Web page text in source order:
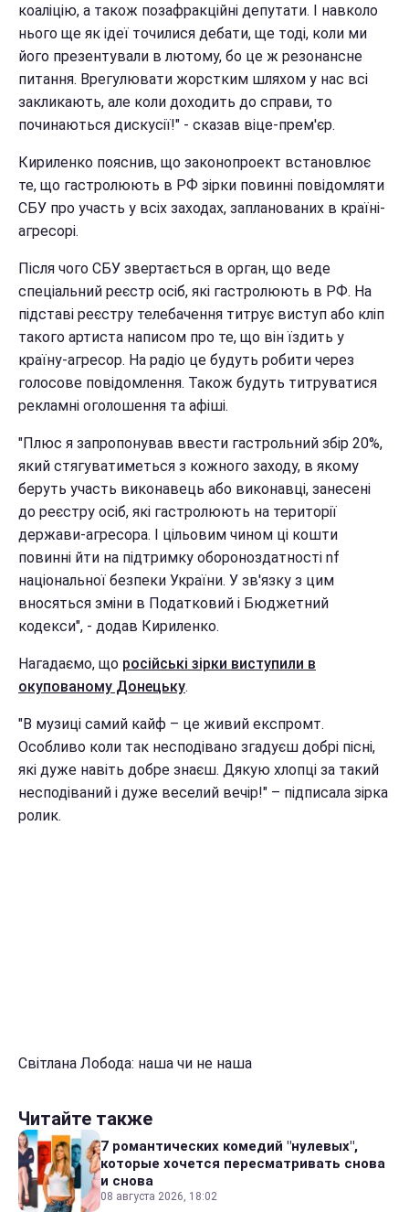
коаліцію, а також позафракційні депутати. І навколо
нього ще як ідеї точилися дебати, ще тоді, коли ми
його презентували в лютому, бо це ж резонансне
питання. Врегулювати жорстким шляхом у нас всі
закликають, але коли доходить до справи, то
починаються дискусії!" - сказав віце-прем'єр.
Кириленко пояснив, що законопроект встановлює
те, що гастролюють в РФ зірки повинні повідомляти
СБУ про участь у всіх заходах, запланованих в країні-
агресорі.
Після чого СБУ звертається в орган, що веде
спеціальний реєстр осіб, які гастролюють в РФ. На
підставі реєстру телебачення титрує виступ або кліп
такого артиста написом про те, що він їздить у
країну-агресор. На радіо це будуть робити через
голосове повідомлення. Також будуть титруватися
рекламні оголошення та афіші.
"Плюс я запропонував ввести гастрольний збір 20%,
який стягуватиметься з кожного заходу, в якому
беруть участь виконавець або виконавці, занесені
до реєстру осіб, які гастролюють на території
держави-агресора. І цільовим чином ці кошти
повинні йти на підтримку обороноздатності nf
національної безпеки України. У зв'язку з цим
вносяться зміни в Податковий і Бюджетний
кодекси", - додав Кириленко.
Нагадаємо, що російські зірки виступили в
окупованому Донецьку.
"В музиці самий кайф – це живий експромт.
Особливо коли так несподівано згадуєш добрі пісні,
які дуже навіть добре знаєш. Дякую хлопці за такий
несподіваний і дуже веселий вечір!" – підписала зірка
ролик.
Світлана Лобода: наша чи не наша
Читайте также
7 романтических комедий "нулевых",
которые хочется пересматривать снова
и снова
08 августа 2026, 18:02